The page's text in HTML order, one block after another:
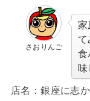
さおりんご
家
て
食
味
店名：銀座に志